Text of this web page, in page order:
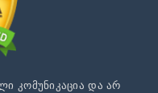
კომუნიკაცია და არ